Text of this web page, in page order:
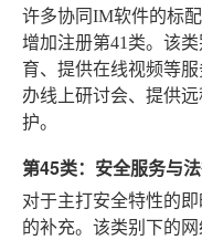
许多协同IM软件的标
增加注册第41类。该
育、提供在线视频等
办线上研讨会、提供
护。
第45类：安全服务与
对于主打安全特性的
的补充。该类别下的